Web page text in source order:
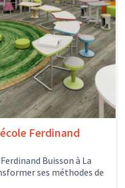
Ferdinand
Buisson à La
ses méthodes de